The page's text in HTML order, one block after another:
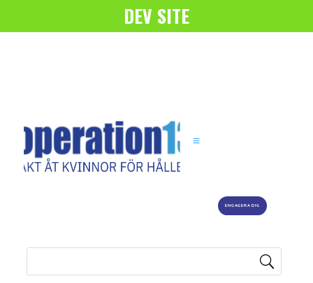
DEV SITE
ENGAGERA DIG